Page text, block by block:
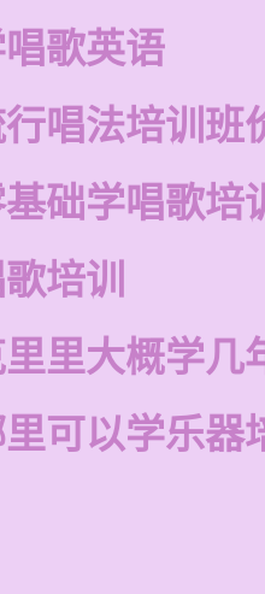
歌英语
唱法培训班
础学唱歌培
培训
里大概学几
可以学乐器